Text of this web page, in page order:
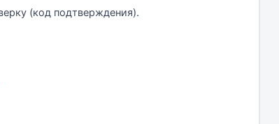
(код подтверждения).